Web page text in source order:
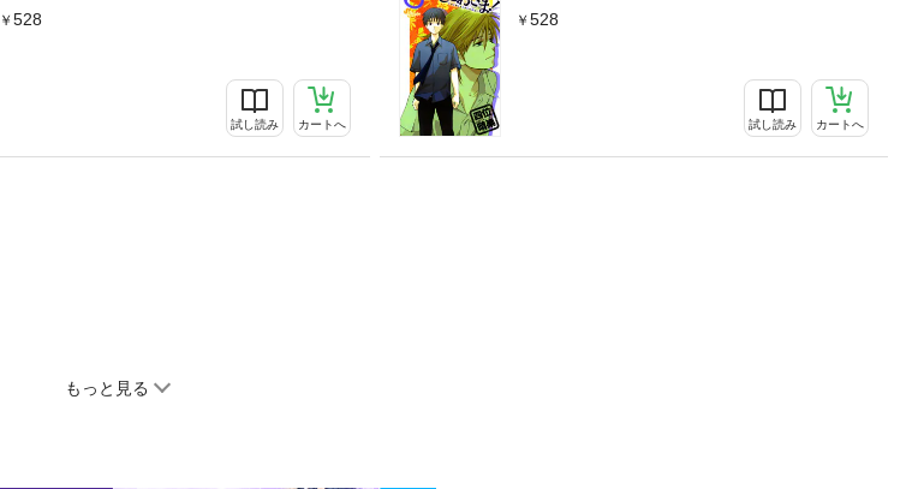
528
試し読み カートへ
528
試し読み カートへ
もっと見る